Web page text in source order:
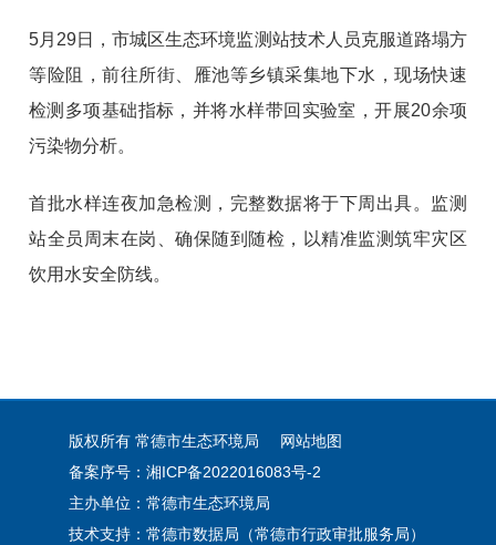
5月29日，市城区生态环境监测站技术人员克服道路塌方
等险阻，前往所街、雁池等乡镇采集地下水，现场快速
检测多项基础指标，并将水样带回实验室，开展20余项
污染物分析。
首批水样连夜加急检测，完整数据将于下周出具。监测
站全员周末在岗、确保随到随检，以精准监测筑牢灾区
饮用水安全防线。
版权所有 常德市生态环境局
网站地图
备案序号：湘ICP备2022016083号-2
主办单位：常德市生态环境局
技术支持：常德市数据局（常德市行政审批服务局）